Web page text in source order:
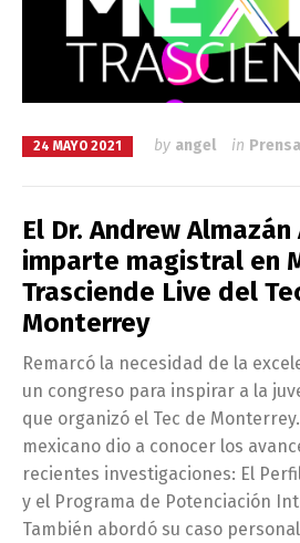
24 MAYO 2021 by angel in Prensa
El Dr. Andrew Almazán
imparte magistral en
Trasciende Live del
Monterrey
Remarcó la necesidad de la
un congreso para inspirar a la
que organizó el Tec de
mexicano dio a conocer los
recientes investigaciones: El
y el Programa de Potenciación
También abordó su caso